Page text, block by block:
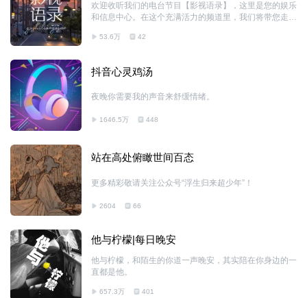
欢迎收听我们的电台节目【影视语录】，这里是您的娱乐
和信息中心。在这个充满活力的频道里，我们将带您走进
松。 我们深知影视作品不仅仅是一种娱乐方式，更是一
经典台词。我们将带您重温那些曾经让我们热泪盈眶的时
为您奉上最新的影视资讯，让您随时随地了解影视圈的动
态，都将在这里为您一一呈现。同时，我们还会邀请业内
53.6万 42
抖音心灵鸡汤
夜晚你需要我的声音来舒缓情绪。
1646.5万 448
站在高处俯瞰世间百态
更多精彩敬请关注公众号“浮生归来超少年”！
2604 66
他与柠檬|每日晚安
他与柠檬，和陌生的你道一声晚安，其实陪在你身边的一
直都是他。
657.3万 401